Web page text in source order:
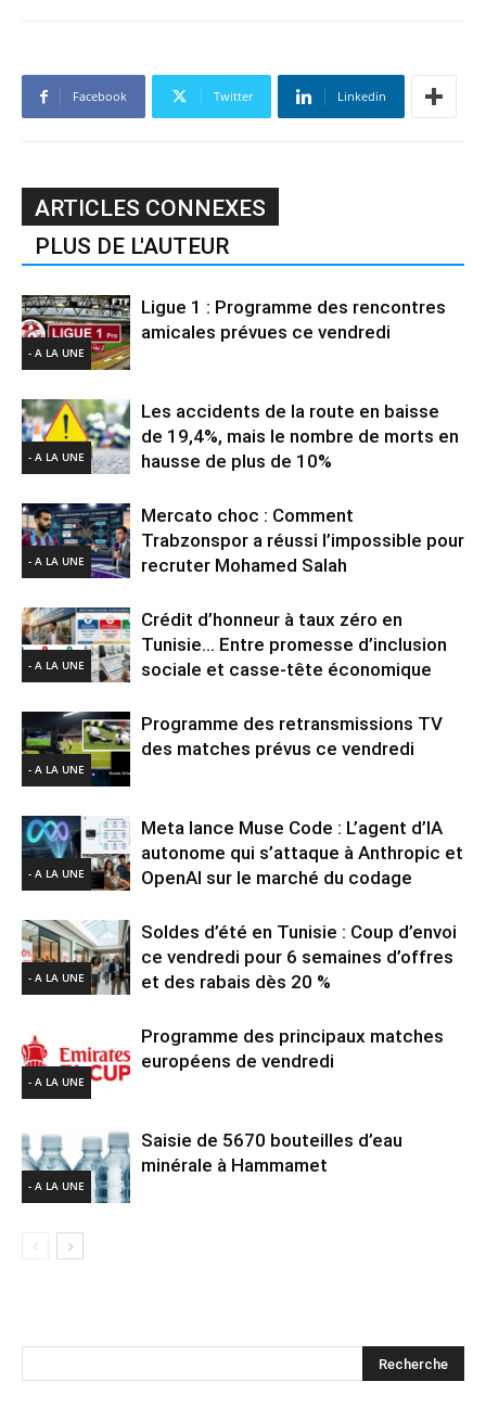
Facebook Twitter Linkedin
ARTICLES CONNEXES
PLUS DE L'AUTEUR
- A LA UNE
Ligue 1 : Programme des rencontres
amicales prévues ce vendredi
- A LA UNE
Les accidents de la route en baisse
de 19,4%, mais le nombre de morts en
hausse de plus de 10%
- A LA UNE
Mercato choc : Comment
Trabzonspor a réussi l’impossible pour
recruter Mohamed Salah
- A LA UNE
Crédit d’honneur à taux zéro en
Tunisie… Entre promesse d’inclusion
sociale et casse-tête économique
- A LA UNE
Programme des retransmissions TV
des matches prévus ce vendredi
- A LA UNE
Meta lance Muse Code : L’agent d’IA
autonome qui s’attaque à Anthropic et
OpenAI sur le marché du codage
- A LA UNE
Soldes d’été en Tunisie : Coup d’envoi
ce vendredi pour 6 semaines d’offres
et des rabais dès 20 %
- A LA UNE
Programme des principaux matches
européens de vendredi
- A LA UNE
Saisie de 5670 bouteilles d’eau
minérale à Hammamet